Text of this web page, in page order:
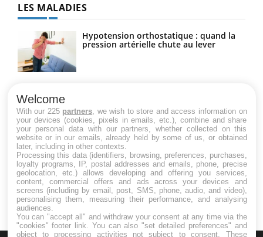
LES MALADIES
Hypotension orthostatique : quand la
pression artérielle chute au lever
Maladie de Charcot (Sclérose latérale
amyotrophique)
Welcome
With our 225 partners , we wish to store and access information on
your devices (cookies, pixels in emails, etc.), combine and share
your personal data with our partners, whether collected on this
website or in our emails, already held by some of us, or obtained
later, including in other contexts.
Processing this data (identifiers, browsing, preferences, purchases,
loyalty programs, IP, postal addresses and emails, phone, precise
geolocation, etc.) allows developing and offering you services,
content, commercial offers and ads across your devices and
screens (including by email, post, SMS, phone, audio, and video),
personalising them, measuring their performance, and analysing
audiences.
You can "accept all" and withdraw your consent at any time via the
"cookies" footer link . You can also "set detailed preferences" and
object to processing activities not subject to consent. These